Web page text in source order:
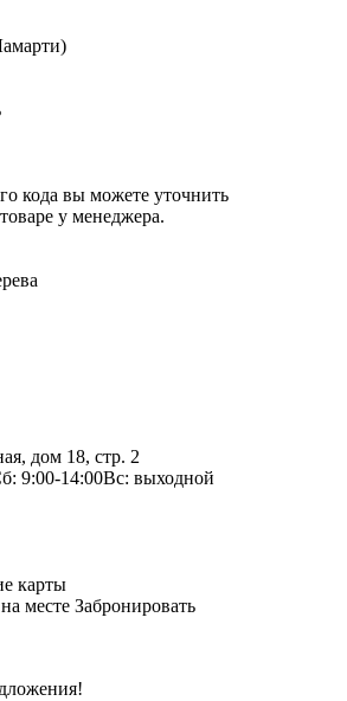
кода вы можете уточнить
у менеджера.
дом 18, стр. 2
9:00-14:00Вс: выходной
карты
месте Забронировать